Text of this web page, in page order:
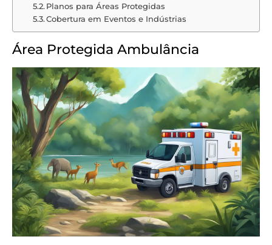
Planos para Áreas Protegidas
Cobertura em Eventos e Indústrias
Área Protegida Ambulância